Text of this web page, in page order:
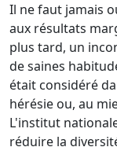
Il ne faut jamais
aux résultats
plus tard, un
de saines
était considéré
hérésie ou, au
L'institut
réduire la